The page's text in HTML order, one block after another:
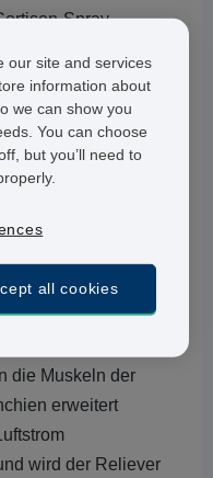
Spray
gelangt
und weniger in
für akute
das zur Therapie
dient. Die Beta-
die Muskeln der
erweitert
wird der Reliever
our site and services
information about
we can show you
You can choose
but you’ll need to
all cookies